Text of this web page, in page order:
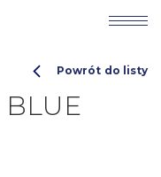
BLUE
Powrót do listy